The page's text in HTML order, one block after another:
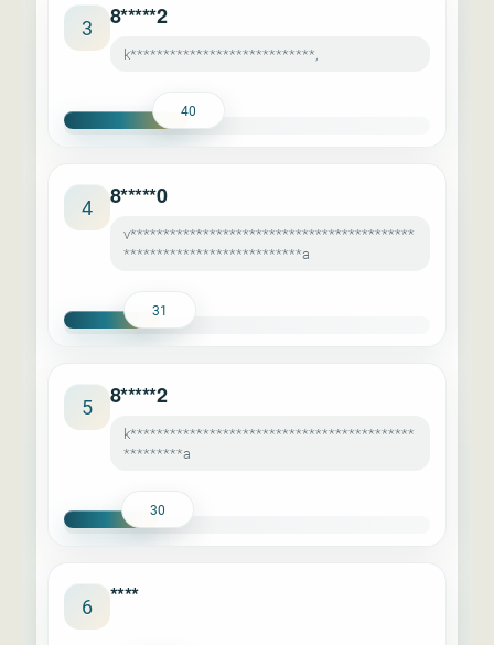
3 8*****2
k****************************,
40
4 8*****0
v*******************************************
***************************a
31
5 8*****2
k*******************************************
*********a
30
6 ****